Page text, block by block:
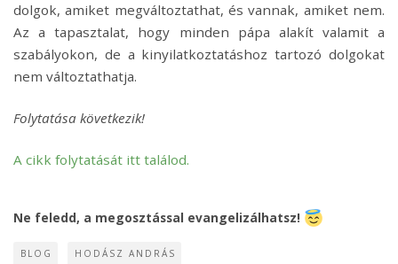
dolgok, amiket megváltoztathat, és vannak, amiket nem.
Az a tapasztalat, hogy minden pápa alakít valamit a
szabályokon, de a kinyilatkoztatáshoz tartozó dolgokat
nem változtathatja.
Folytatása következik!
A cikk folytatását itt találod.
Ne feledd, a megosztással evangelizálhatsz!
BLOG HODÁSZ ANDRÁS